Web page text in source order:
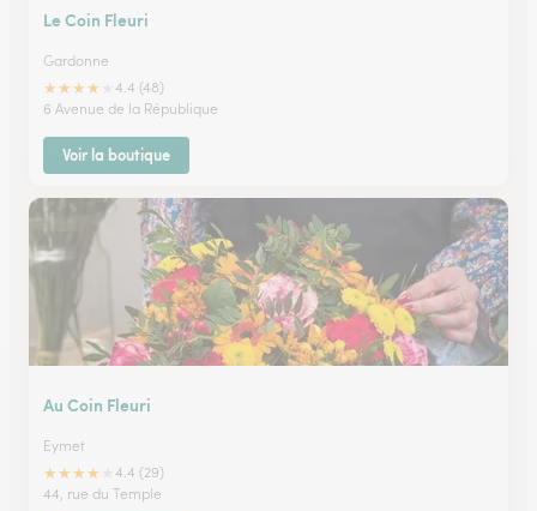
Le Coin Fleuri
Gardonne
★★★★
4.4 (48)
6 Avenue de la République
Voir la boutique
Au Coin Fleuri
Eymet
★★★★
4.4 (29)
44, rue du Temple